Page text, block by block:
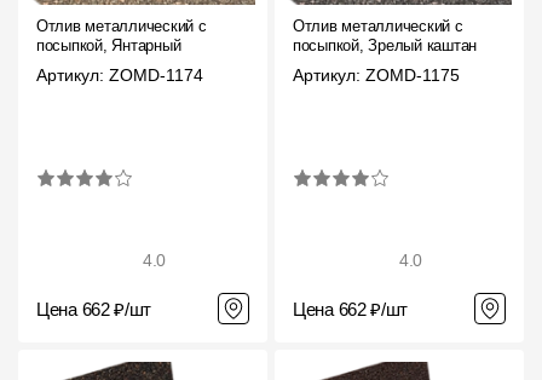
Отлив металлический с
посыпкой, Янтарный
Артикул: ZOMD-1174
4.0
Цена 662 ₽/шт
Отлив металлический с
посыпкой, Зрелый каштан
Артикул: ZOMD-1175
4.0
Цена 662 ₽/шт